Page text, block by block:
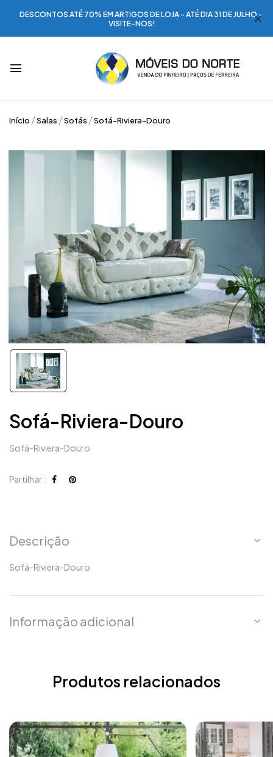
DESCONTOS ATÉ 70% EM ARTIGOS DE LOJA - ATÉ DIA 31 DE JULHO -
VISITE-NOS!
Início Salas Sofás Sofá-Riviera-Douro
Sofá-Riviera-Douro
Sofá-Riviera-Douro
Partilhar :
Descrição
Sofá-Riviera-Douro
Informação adicional
Produtos relacionados